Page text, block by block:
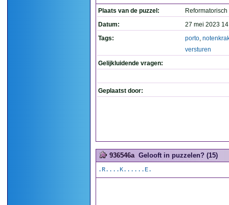
Plaats van de puzzel:
Datum:
27 mei 2023
Tags:
porto,
versturen
Gelijkluidende vragen:
Geplaatst door:
936546a Gelooft in puzzelen? (15)
.R....K......E.